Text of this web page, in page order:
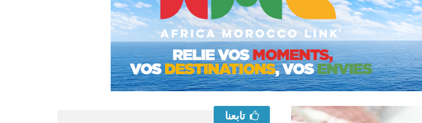
تابعنا